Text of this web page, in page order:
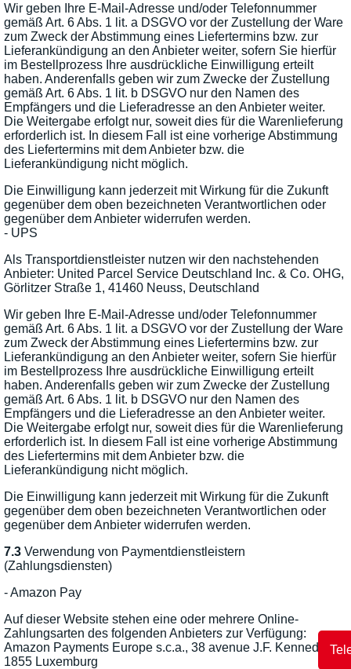
Wir geben Ihre E-Mail-Adresse und/oder Telefonnummer
gemäß Art. 6 Abs. 1 lit. a DSGVO vor der Zustellung der Ware
zum Zweck der Abstimmung eines Liefertermins bzw. zur
Lieferankündigung an den Anbieter weiter, sofern Sie hierfür
im Bestellprozess Ihre ausdrückliche Einwilligung erteilt
haben. Anderenfalls geben wir zum Zwecke der Zustellung
gemäß Art. 6 Abs. 1 lit. b DSGVO nur den Namen des
Empfängers und die Lieferadresse an den Anbieter weiter.
Die Weitergabe erfolgt nur, soweit dies für die Warenlieferung
erforderlich ist. In diesem Fall ist eine vorherige Abstimmung
des Liefertermins mit dem Anbieter bzw. die
Lieferankündigung nicht möglich.
Die Einwilligung kann jederzeit mit Wirkung für die Zukunft
gegenüber dem oben bezeichneten Verantwortlichen oder
gegenüber dem Anbieter widerrufen werden.
- UPS
Als Transportdienstleister nutzen wir den nachstehenden
Anbieter: United Parcel Service Deutschland Inc. & Co. OHG,
Görlitzer Straße 1, 41460 Neuss, Deutschland
Wir geben Ihre E-Mail-Adresse und/oder Telefonnummer
gemäß Art. 6 Abs. 1 lit. a DSGVO vor der Zustellung der Ware
zum Zweck der Abstimmung eines Liefertermins bzw. zur
Lieferankündigung an den Anbieter weiter, sofern Sie hierfür
im Bestellprozess Ihre ausdrückliche Einwilligung erteilt
haben. Anderenfalls geben wir zum Zwecke der Zustellung
gemäß Art. 6 Abs. 1 lit. b DSGVO nur den Namen des
Empfängers und die Lieferadresse an den Anbieter weiter.
Die Weitergabe erfolgt nur, soweit dies für die Warenlieferung
erforderlich ist. In diesem Fall ist eine vorherige Abstimmung
des Liefertermins mit dem Anbieter bzw. die
Lieferankündigung nicht möglich.
Die Einwilligung kann jederzeit mit Wirkung für die Zukunft
gegenüber dem oben bezeichneten Verantwortlichen oder
gegenüber dem Anbieter widerrufen werden.
7.3 Verwendung von Paymentdienstleistern
(Zahlungsdiensten)
- Amazon Pay
Auf dieser Website stehen eine oder mehrere Online-
Zahlungsarten des folgenden Anbieters zur Verfügung:
Amazon Payments Europe s.c.a., 38 avenue J.F. Kennedy, L-
1855 Luxemburg